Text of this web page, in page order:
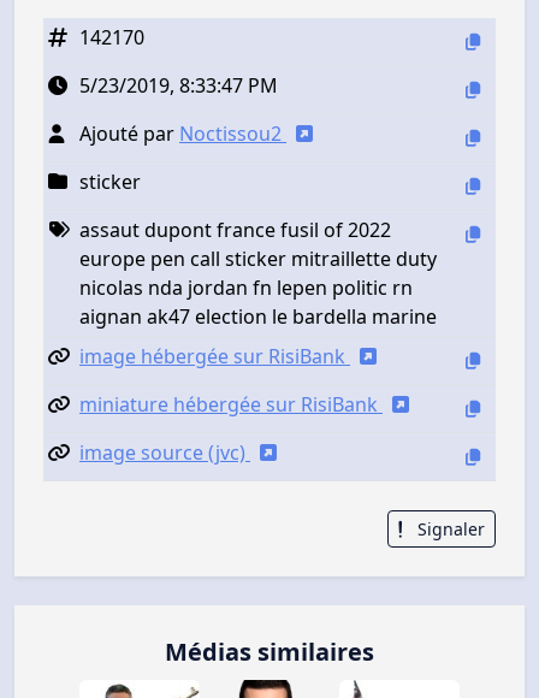
142170
5/23/2019, 8:33:47 PM
Ajouté par Noctissou2
sticker
assaut dupont france fusil of 2022
europe pen call sticker mitraillette duty
nicolas nda jordan fn lepen politic rn
aignan ak47 election le bardella marine
image hébergée sur RisiBank
miniature hébergée sur RisiBank
image source (jvc)
Signaler
Médias similaires